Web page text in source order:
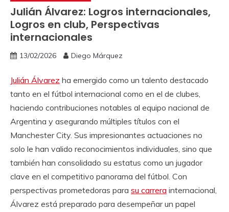
Julián Álvarez: Logros internacionales,
Logros en club, Perspectivas
internacionales
13/02/2026 Diego Márquez
Julián Álvarez ha emergido como un talento destacado
tanto en el fútbol internacional como en el de clubes,
haciendo contribuciones notables al equipo nacional de
Argentina y asegurando múltiples títulos con el
Manchester City. Sus impresionantes actuaciones no
solo le han valido reconocimientos individuales, sino que
también han consolidado su estatus como un jugador
clave en el competitivo panorama del fútbol. Con
perspectivas prometedoras para su carrera internacional,
Álvarez está preparado para desempeñar un papel